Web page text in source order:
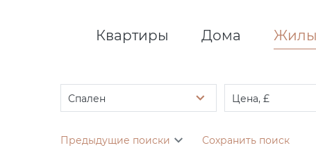
Квартиры Дома
Спален Цена, £
Предыдущие поиски Сохранить поиск